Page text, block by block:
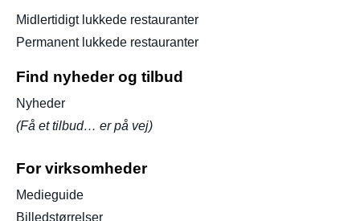
Midlertidigt lukkede restauranter
Permanent lukkede restauranter
Find nyheder og tilbud
Nyheder
(Få et tilbud… er på vej)
For virksomheder
Medieguide
Billedstørrelser